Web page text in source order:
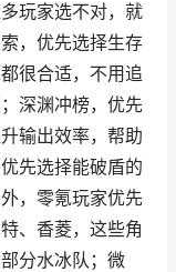
玩家选不对，就
，优先选择生存
很合适，不用追
深渊冲榜，优先
输出效率，帮助
先选择能破盾的
，零氪玩家优先
、香菱，这些角
分水冰队；微